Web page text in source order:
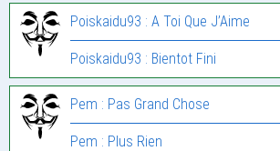
Poiskaidu93 : A Toi Que J’Aime
Poiskaidu93 : Bientot Fini
Pem : Pas Grand Chose
Pem : Plus Rien